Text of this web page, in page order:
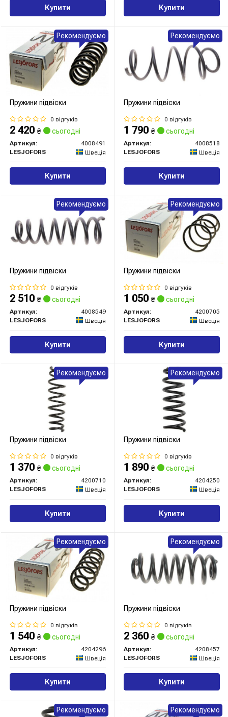
Купити Купити
Пружини підвіски
0 відгуків
2 420 ₴ сьогодні
Артикул:
4008491
LESJOFORS
Швеція
Купити
Рекомендуємо
Пружини підвіски
0 відгуків
1 790 ₴ сьогодні
Артикул:
4008518
LESJOFORS
Швеція
Купити
Рекомендуємо
Пружини підвіски
0 відгуків
2 510 ₴ сьогодні
Артикул:
4008549
LESJOFORS
Швеція
Купити
Рекомендуємо
Пружини підвіски
0 відгуків
1 050 ₴ сьогодні
Артикул:
4200705
LESJOFORS
Швеція
Купити
Рекомендуємо
Пружини підвіски
0 відгуків
1 370 ₴ сьогодні
Артикул:
4200710
LESJOFORS
Швеція
Купити
Рекомендуємо
Пружини підвіски
0 відгуків
1 890 ₴ сьогодні
Артикул:
4204250
LESJOFORS
Швеція
Купити
Рекомендуємо
Пружини підвіски
0 відгуків
1 540 ₴ сьогодні
Артикул:
4204296
LESJOFORS
Швеція
Купити
Рекомендуємо
Пружини підвіски
0 відгуків
2 360 ₴ сьогодні
Артикул:
4208457
LESJOFORS
Швеція
Купити
Рекомендуємо
Рекомендуємо Рекомендуємо